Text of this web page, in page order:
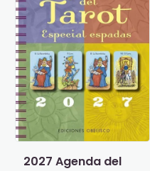
2027 Agenda del